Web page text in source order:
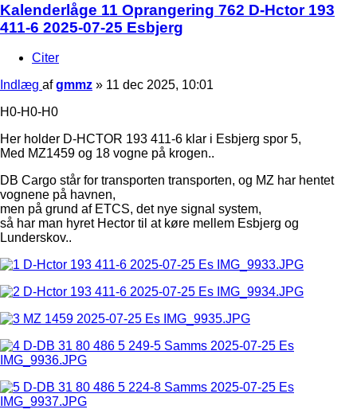
Kalenderlåge 11 Oprangering 762 D-Hctor 193
411-6 2025-07-25 Esbjerg
Citer
Indlæg afgmmz » 11 dec 2025, 10:01
H0-H0-H0
Her holder D-HCTOR 193 411-6 klar i Esbjerg spor 5,
Med MZ1459 og 18 vogne på krogen..
DB Cargo står for transporten transporten, og MZ har hentet
vognene på havnen,
men på grund af ETCS, det nye signal system,
så har man hyret Hector til at køre mellem Esbjerg og
Lunderskov..